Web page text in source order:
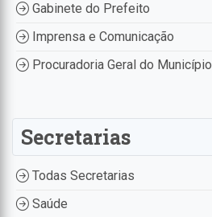
Gabinete do Prefeito
Imprensa e Comunicação
Procuradoria Geral do Município
Secretarias
Todas Secretarias
Saúde